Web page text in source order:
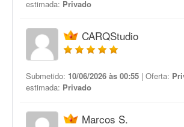
estimada: Privado
CARQStudio
Submetido: 10/06/2026 às 00:55 | Oferta:
estimada: Privado
Marcos S.